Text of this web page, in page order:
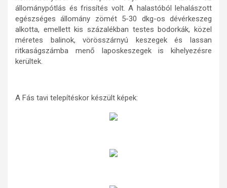
állománypótlás és frissítés volt. A halastóból lehalászott
egészséges állomány zömét 5-30 dkg-os dévérkeszeg
alkotta, emellett kis százalékban testes bodorkák, közel
méretes balinok, vörösszárnyú keszegek és lassan
ritkaságszámba menő laposkeszegek is kihelyezésre
kerültek.
A Fás tavi telepítéskor készült képek: